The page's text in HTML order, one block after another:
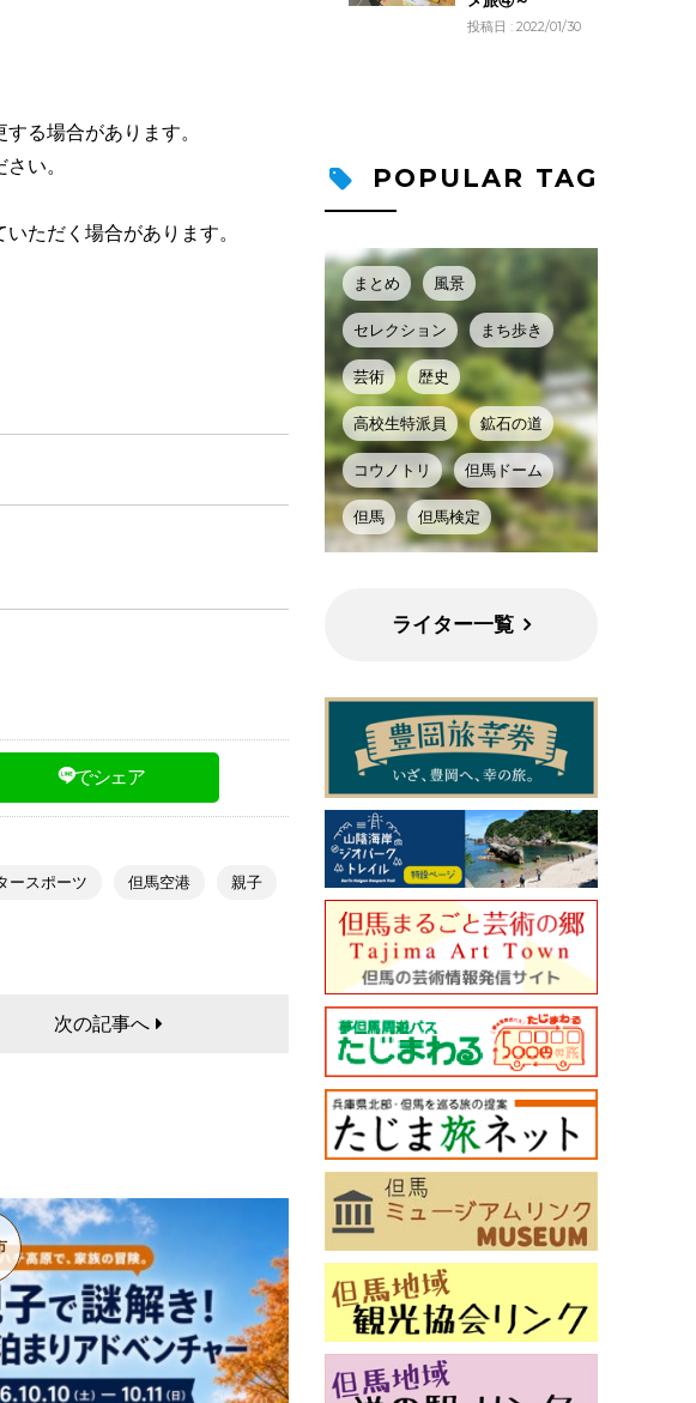
る場合があります。
い。
ただく場合があります。
でシェア
ースポーツ 但馬空港 親子
次の記事へ
投稿日 : 2022/01/30
POPULAR TAG
まとめ 風景
セレクション まち歩き
芸術 歴史
高校生特派員 鉱石の道
コウノトリ 但馬ドーム
但馬 但馬検定
ライター一覧